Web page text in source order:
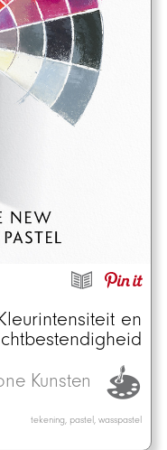
en
Kunsten
tekening, pastel, wasspastel